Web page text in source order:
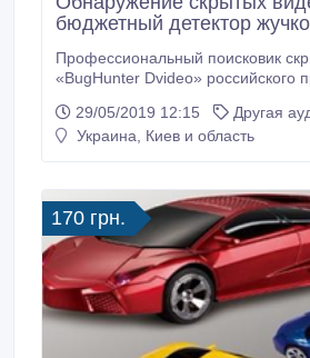
бюджетный детектор
Профессиональный поисковик
«BugHunter Dvideo» российского
protect» Профессиональный
Dvideo" — это компактный прибор,
29/05/2019 12:15
Другая
Украина, Киев и область
170 грн.